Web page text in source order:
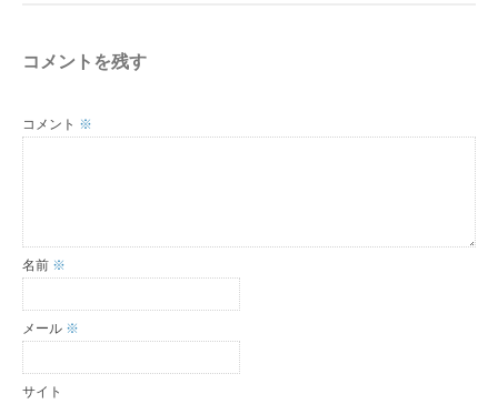
コメントを残す
コメント ※
名前 ※
メール ※
サイト